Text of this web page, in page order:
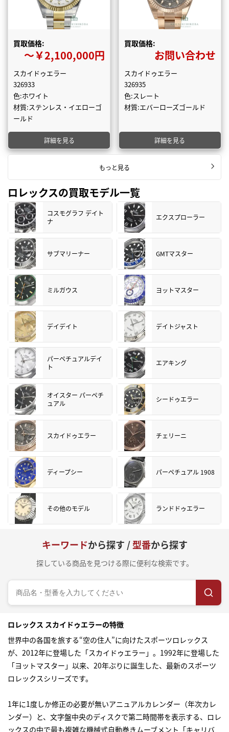
買取価格:
〜￥2,100,000円
スカイドゥエラー
326933
色:ホワイト
材質:ステンレス・イエローゴ
ールド
詳細を見る
買取価格:
お問い合わせ
スカイドゥエラー
326935
色:スレート
材質:エバーローズゴールド
詳細を見る
もっと見る
ロレックスの買取モデル一覧
コスモグラフ デイト
ナ
エクスプローラー
サブマリーナー GMTマスター
ミルガウス ヨットマスター
デイデイト デイトジャスト
パーペチュアルデイ
ト
エアキング
オイスター パーペチ
ュアル
シードゥエラー
スカイドゥエラー チェリーニ
ディープシー パーペチュアル 1908
その他のモデル ランドドゥエラー
キーワードから探す /型番から探す
探している商品を見つける際に便利な検索です。
ロレックス スカイドゥエラーの特徴
世界中の各国を旅する“空の住人”に向けたスポーツロレックス
が、2012年に登場した「スカイドゥエラー」。1992年に登場した
「ヨットマスター」以来、20年ぶりに誕生した、最新のスポーツ
ロレックスシリーズです。
1年に1度しか修正の必要が無いアニュアルカレンダー（年次カレ
ンダー）と、文字盤中央のディスクで第二時間帯を表示する、 ロレ
ックスの中で最も複雑な機械式自動巻きムーブメント「キャリバ